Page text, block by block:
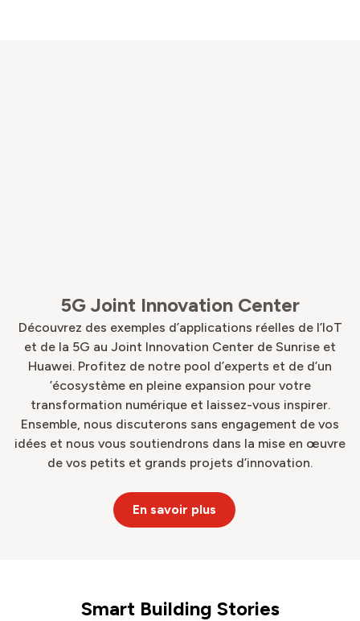
5G Joint Innovation Center
Découvrez des exemples d’applications réelles de l’IoT
et de la 5G au Joint Innovation Center de Sunrise et
Huawei. Profitez de notre pool d’experts et de d’un
’écosystème en pleine expansion pour votre
transformation numérique et laissez-vous inspirer.
Ensemble, nous discuterons sans engagement de vos
idées et nous vous soutiendrons dans la mise en œuvre
de vos petits et grands projets d’innovation.
En savoir plus
Smart Building Stories